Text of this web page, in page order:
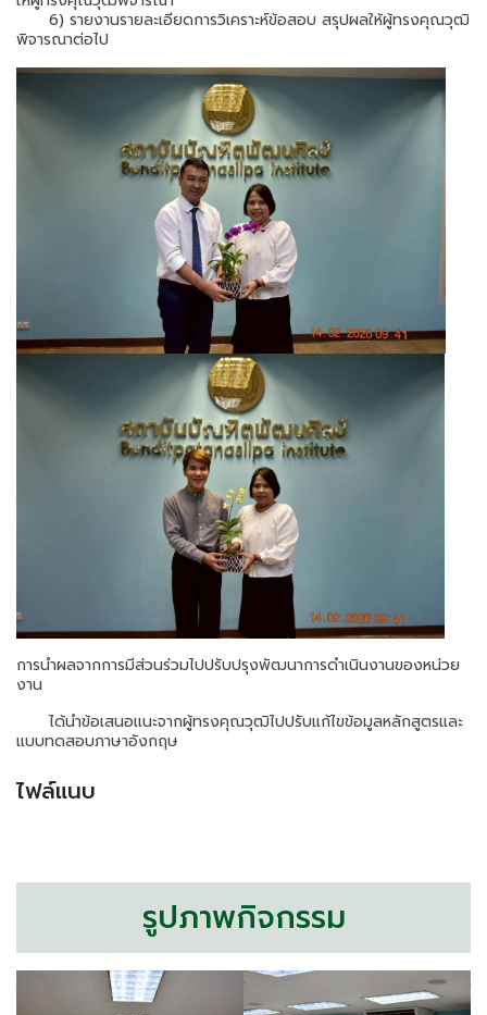
6) รายงานรายละเอียดการวิเคราะห์ข้อสอบ สรุปผลให้ผู้ทรงคุณวุฒิ
พิจารณาต่อไป
การนำผลจากการมีส่วนร่วมไปปรับปรุงพัฒนาการดำเนินงานของหน่วย
งาน
ได้นำข้อเสนอแนะจากผู้ทรงคุณวุฒิไปปรับแก้ไขข้อมูลหลักสูตรและ
แบบทดสอบภาษาอังกฤษ
ไฟล์แนบ
รูปภาพกิจกรรม